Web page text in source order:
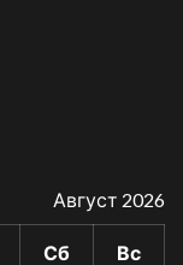
Август 2026
Сб Вс